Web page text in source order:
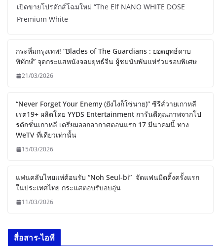
เปิดขายโปรดักส์โฉมใหม่ “The Elf NANO WHITE DOSE
Premium White
กระหึ่มกรุงเทพ! “Blades of The Guardians : ยอดยุทธ์ดาบ
พิทักษ์” จุดกระแสหนังจอมยุทธ์จีน ผู้ชมนับพันแห่ร่วมรอบพิเศษ
21/03/2026
“Never Forget Your Enemy (ยังไงก็ใช่นาย)” ซีรีส์วายเกาหลี
เรต19+ ผลิตโดย YYDS Entertainment การันตีคุณภาพจากโป
รดักชั่นเกาหลี เตรียมออกอากาศตอนแรก 17 มีนาคมนี้ ทาง
WeTV ที่เดียวเท่านั้น
15/03/2026
แฟนคลับไทยแห่ต้อนรับ “Noh Seul-bi” จัดแฟนมีตติ้งครั้งแรก
ในประเทศไทย กระแสตอบรับอบอุ่น
11/03/2026
สื่อสาร-ไอที